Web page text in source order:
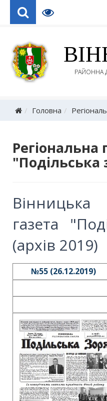
РАЙОННА
Головна
Регіональна
"Подільська
Вінницька
газета
(архів 2019)
№55 (26.12.2019)